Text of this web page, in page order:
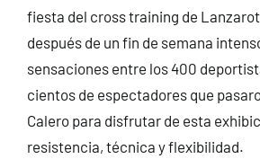
fiesta del cross training de
después de un fin de semana
sensaciones entre los 400
cientos de espectadores que
Calero para disfrutar de esta
resistencia, técnica y flexibilidad.